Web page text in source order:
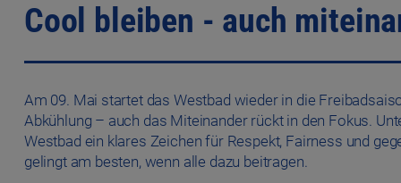
Cool bleiben - auch
Am 09. Mai startet das Westbad wieder in die
Abkühlung – auch das Miteinander rückt in den Fokus.
Westbad ein klares Zeichen für Respekt, Fairness und
gelingt am besten, wenn alle dazu beitragen.